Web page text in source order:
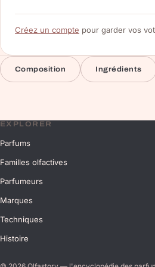
Créez un compte pour garder vos
Composition Ingrédients
EXPLORER
Parfums
Familles olfactives
Parfumeurs
Marques
Techniques
Histoire